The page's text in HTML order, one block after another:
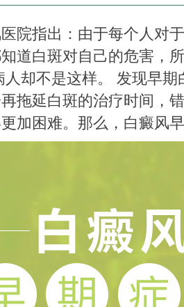
院指出：由于每个人对
道白斑对自己的危害，
人却不是这样。 发现早
拖延白斑的治疗时间，
加困难。那么，白癜风